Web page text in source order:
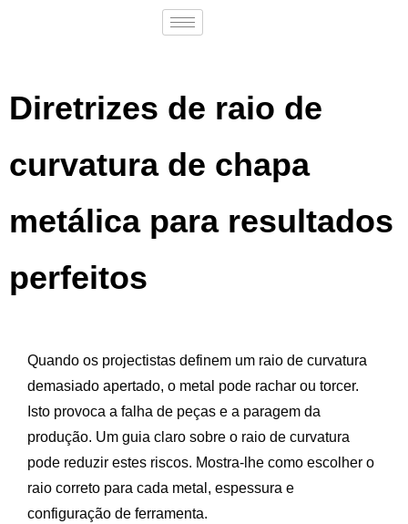
Diretrizes de raio de
curvatura de chapa
metálica para resultados
perfeitos
Quando os projectistas definem um raio de curvatura
demasiado apertado, o metal pode rachar ou torcer.
Isto provoca a falha de peças e a paragem da
produção. Um guia claro sobre o raio de curvatura
pode reduzir estes riscos. Mostra-lhe como escolher o
raio correto para cada metal, espessura e
configuração de ferramenta.